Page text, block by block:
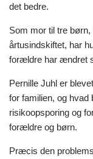
det bedre.
Som mor til tre
årtusindskiftet, har
forældre har ændret
Pernille Juhl er
for familien, og hvad
risikoopsporing og
forældre og børn.
Præcis den